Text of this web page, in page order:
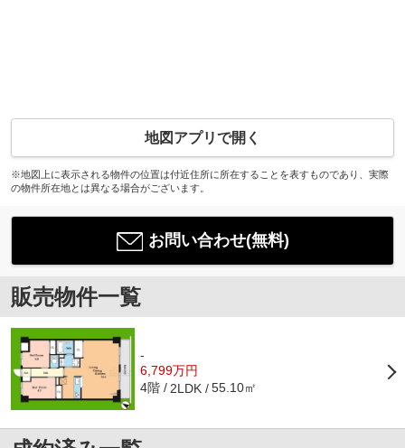
地図アプリで開く
※地図上に表示される物件の位置は付近住所に所在することを表すものであり、実際
の物件所在地とは異なる場合がございます。
お問い合わせ(無料)
販売物件一覧
-
6,799万円
4階 2LDK 55.10㎡